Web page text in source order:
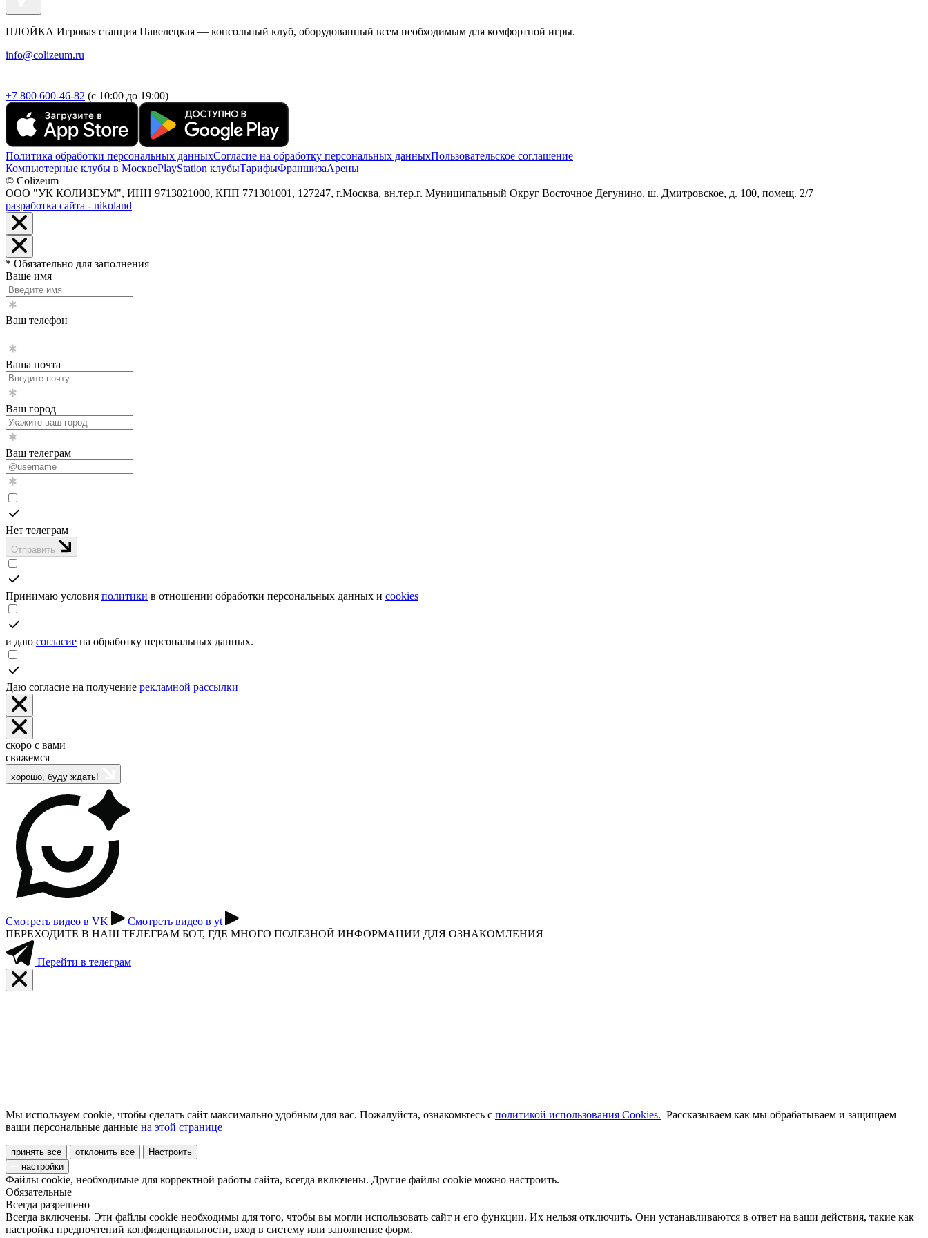
ПЛОЙКА Игровая станция Павелецкая — консольный клуб, оборудованный всем необходимым для комфортной игры.
info@colizeum.ru
+7 800 600-46-82 (с 10:00 до 19:00)
Политика обработки персональных данныхСогласие на обработку персональных данныхПользовательское соглашение
Компьютерные клубы в МосквеPlayStation клубыТарифыФраншизаАрены
© Colizeum
ООО "УК КОЛИЗЕУМ", ИНН 9713021000, КПП 771301001, 127247, г.Москва, вн.тер.г. Муниципальный Округ Восточное Дегунино, ш. Дмитровское, д. 100, помещ. 2/7
разработка сайта - nikoland
* Обязательно для заполнения
Ваше имя
Ваш телефон
Ваша почта
Ваш город
Ваш телеграм
Нет телеграм
Отправить
Принимаю условия политики в отношении обработки персональных данных и cookies
и даю согласие на обработку персональных данных.
Даю согласие на получение рекламной рассылки
скоро с вами
свяжемся
хорошо, буду ждать!
Смотреть видео в VK
Смотреть видео в yt
ПЕРЕХОДИТЕ В НАШ ТЕЛЕГРАМ БОТ, ГДЕ МНОГО ПОЛЕЗНОЙ ИНФОРМАЦИИ ДЛЯ ОЗНАКОМЛЕНИЯ
Перейти в телеграм
Мы используем cookie, чтобы сделать сайт максимально удобным для вас. Пожалуйста, ознакомьтесь с политикой использования Cookies. Рассказываем как мы обрабатываем и защищаем
ваши персональные данные на этой странице
принять все отклонить все
Настроить
настройки
Файлы cookie, необходимые для корректной работы сайта, всегда включены. Другие файлы cookie можно настроить.
Обязательные
Всегда разрешено
Всегда включены. Эти файлы cookie необходимы для того, чтобы вы могли использовать сайт и его функции. Их нельзя отключить. Они устанавливаются в ответ на ваши действия, такие как
настройка предпочтений конфиденциальности, вход в систему или заполнение форм.